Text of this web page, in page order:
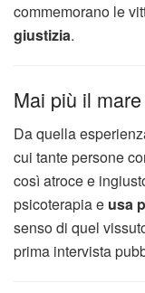
commemorano le
giustizia.
Mai più il mare
Da quella
cui tante persone
così atroce e
psicoterapia e usa
senso di quel
prima intervista